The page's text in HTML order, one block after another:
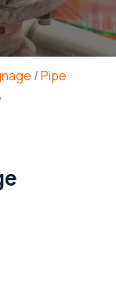
/Pipe